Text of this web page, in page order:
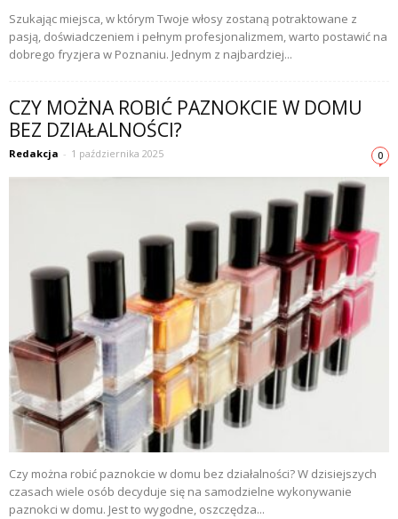
Szukając miejsca, w którym Twoje włosy zostaną potraktowane z
pasją, doświadczeniem i pełnym profesjonalizmem, warto postawić na
dobrego fryzjera w Poznaniu. Jednym z najbardziej...
CZY MOŻNA ROBIĆ PAZNOKCIE W DOMU
BEZ DZIAŁALNOŚCI?
Redakcja - 1 października 2025 0
Czy można robić paznokcie w domu bez działalności? W dzisiejszych
czasach wiele osób decyduje się na samodzielne wykonywanie
paznokci w domu. Jest to wygodne, oszczędza...